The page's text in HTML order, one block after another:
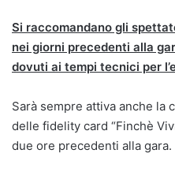
Si raccomandano gli
nei giorni precedenti alla
dovuti ai tempi tecnici per
Sarà sempre attiva anche la
delle fidelity card “Finchè
due ore precedenti alla gara.